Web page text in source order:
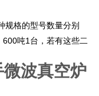
规格的型号数量分别
吨1台，若有这些二
微波真空炉